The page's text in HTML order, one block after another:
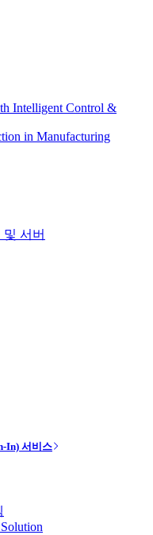
Intelligent Control &
in Manufacturing
서버
In) 서비스